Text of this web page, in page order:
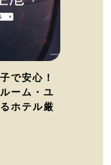
で安心！
ーム・ユ
ホテル厳